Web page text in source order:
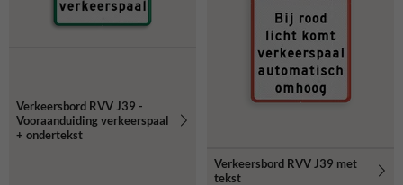
Verkeersbord RVV J39 -
Vooraanduiding verkeerspaal
+ ondertekst
Verkeersbord RVV J39 met
tekst